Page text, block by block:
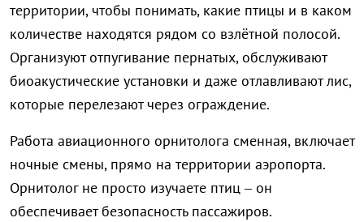
территории, чтобы понимать, какие птицы и в каком
количестве находятся рядом со взлётной полосой.
Организуют отпугивание пернатых, обслуживают
биоакустические установки и даже отлавливают лис,
которые перелезают через ограждение.
Работа авиационного орнитолога сменная, включает
ночные смены, прямо на территории аэропорта.
Орнитолог не просто изучаете птиц – он
обеспечивает безопасность пассажиров.